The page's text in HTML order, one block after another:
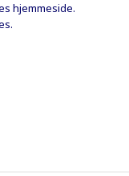
hjemmeside.